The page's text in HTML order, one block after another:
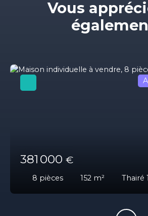
Vous
381 000 €
8 pièces 152 m² Thairé